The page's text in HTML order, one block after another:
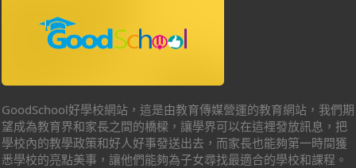
GoodSchool好學校網站，這是由教育傳媒營運的教育網站，我們期
望成為教育界和家長之間的橋樑，讓學界可以在這裡發放訊息，把
學校內的教學政策和好人好事發送出去，而家長也能夠第一時間獲
悉學校的亮點美事，讓他們能夠為子女尋找最適合的學校和課程。